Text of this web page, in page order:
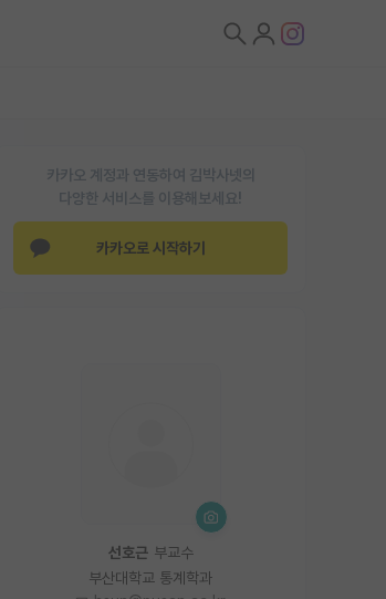
카카오 계정과 연동하여 김박사넷의
다양한 서비스를 이용해보세요!
카카오로 시작하기
선호근 부교수
부산대학교 통계학과